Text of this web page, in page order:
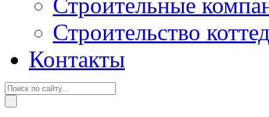
Строительство
Контакты